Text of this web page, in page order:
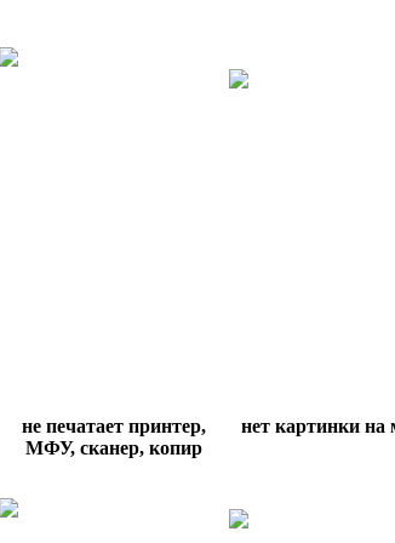
не печатает принтер,
МФУ, сканер, копир
нет картинки на